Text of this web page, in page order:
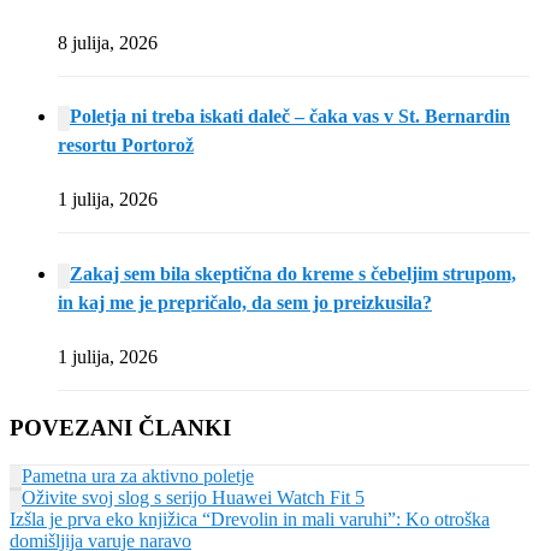
8 julija, 2026
Poletja ni treba iskati daleč – čaka vas v St. Bernardin
resortu Portorož
1 julija, 2026
Zakaj sem bila skeptična do kreme s čebeljim strupom,
in kaj me je prepričalo, da sem jo preizkusila?
1 julija, 2026
POVEZANI ČLANKI
Pametna ura za aktivno poletje
Oživite svoj slog s serijo Huawei Watch Fit 5
Izšla je prva eko knjižica “Drevolin in mali varuhi”: Ko otroška
domišljija varuje naravo